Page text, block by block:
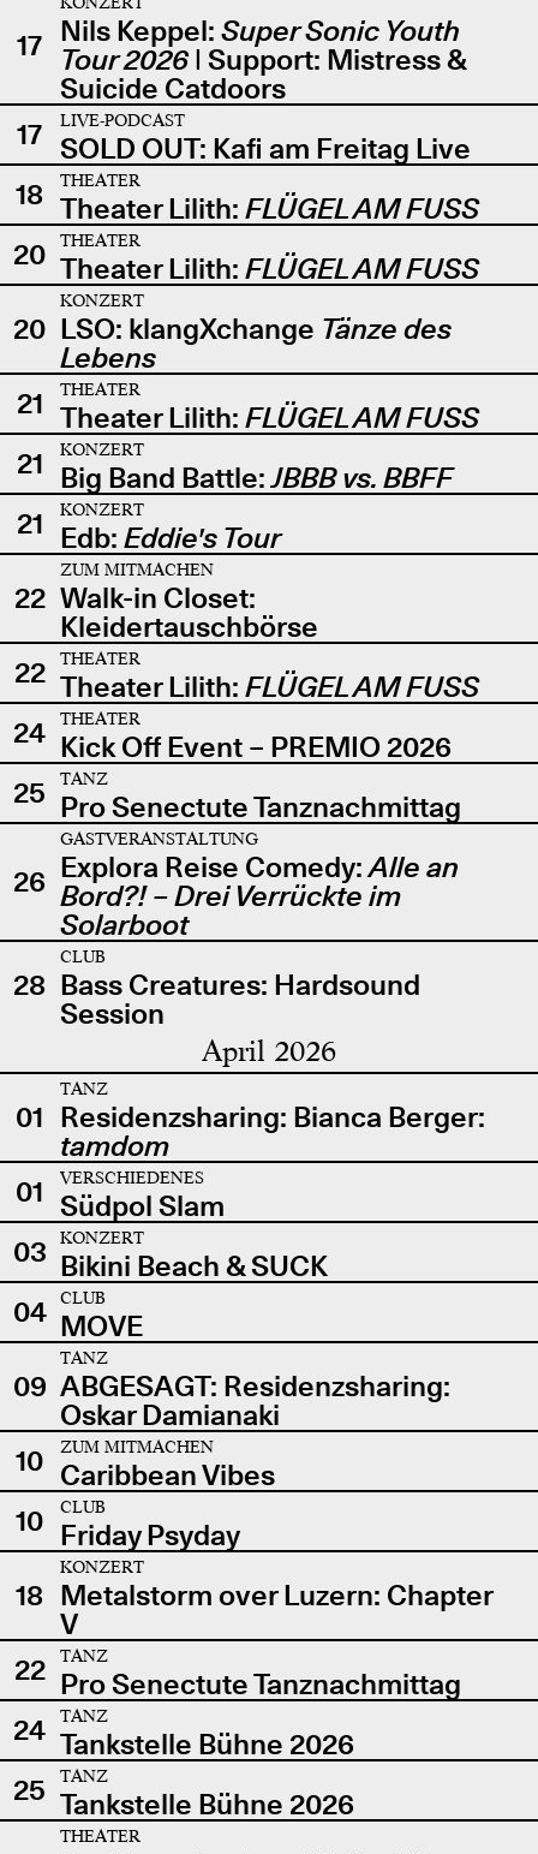
17 Nils Keppel: Super Sonic Youth
Tour 2026| Support: Mistress &
Suicide Catdoors
17
LIVE-PODCAST
SOLD OUT: Kafi am Freitag Live
18
THEATER
Theater Lilith: FLÜGEL AM FUSS
20
THEATER
Theater Lilith: FLÜGEL AM FUSS
20
KONZERT
LSO: klangXchange Tänze des
Lebens
21
THEATER
Theater Lilith: FLÜGEL AM FUSS
21
KONZERT
Big Band Battle:JBBB vs. BBFF
21
KONZERT
Edb: Eddie's Tour
22
ZUM MITMACHEN
Walk-in Closet:
Kleidertauschbörse
22
THEATER
Theater Lilith: FLÜGEL AM FUSS
24
THEATER
Kick Off Event – PREMIO 2026
25
TANZ
Pro Senectute Tanznachmittag
26
GASTVERANSTALTUNG
Explora Reise Comedy:Alle an
Bord?! – Drei Verrückte im
Solarboot
28
CLUB
Bass Creatures: Hardsound
Session
April 2026
01
TANZ
Residenzsharing: Bianca Berger:
tamdom
01
VERSCHIEDENES
Südpol Slam
03
KONZERT
Bikini Beach & SUCK
04
CLUB
MOVE
09
TANZ
ABGESAGT: Residenzsharing:
Oskar Damianaki
10
ZUM MITMACHEN
Caribbean Vibes
10
CLUB
Friday Psyday
18
KONZERT
Metalstorm over Luzern: Chapter
V
22
TANZ
Pro Senectute Tanznachmittag
24
TANZ
Tankstelle Bühne 2026
25
TANZ
Tankstelle Bühne 2026
THEATER